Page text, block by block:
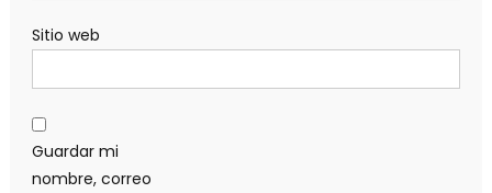
Sitio web
Guardar mi
nombre, correo